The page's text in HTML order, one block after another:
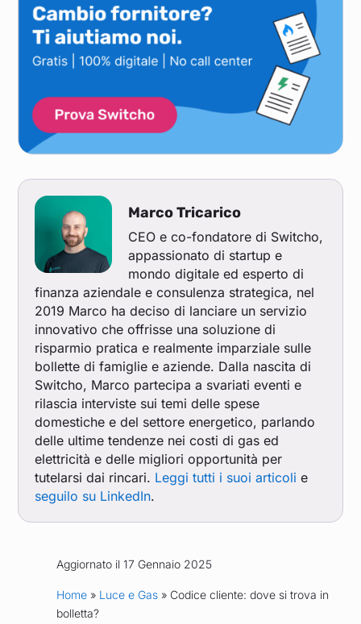
Marco Tricarico
CEO e co-fondatore di Switcho,
appassionato di startup e
mondo digitale ed esperto di
finanza aziendale e consulenza strategica, nel
2019 Marco ha deciso di lanciare un servizio
innovativo che offrisse una soluzione di
risparmio pratica e realmente imparziale sulle
bollette di famiglie e aziende. Dalla nascita di
Switcho, Marco partecipa a svariati eventi e
rilascia interviste sui temi delle spese
domestiche e del settore energetico, parlando
delle ultime tendenze nei costi di gas ed
elettricità e delle migliori opportunità per
tutelarsi dai rincari. Leggi tutti i suoi articoli e
seguilo su LinkedIn.
Aggiornato il 17 Gennaio 2025
Home» Luce e Gas» Codice cliente: dove si trova in
bolletta?